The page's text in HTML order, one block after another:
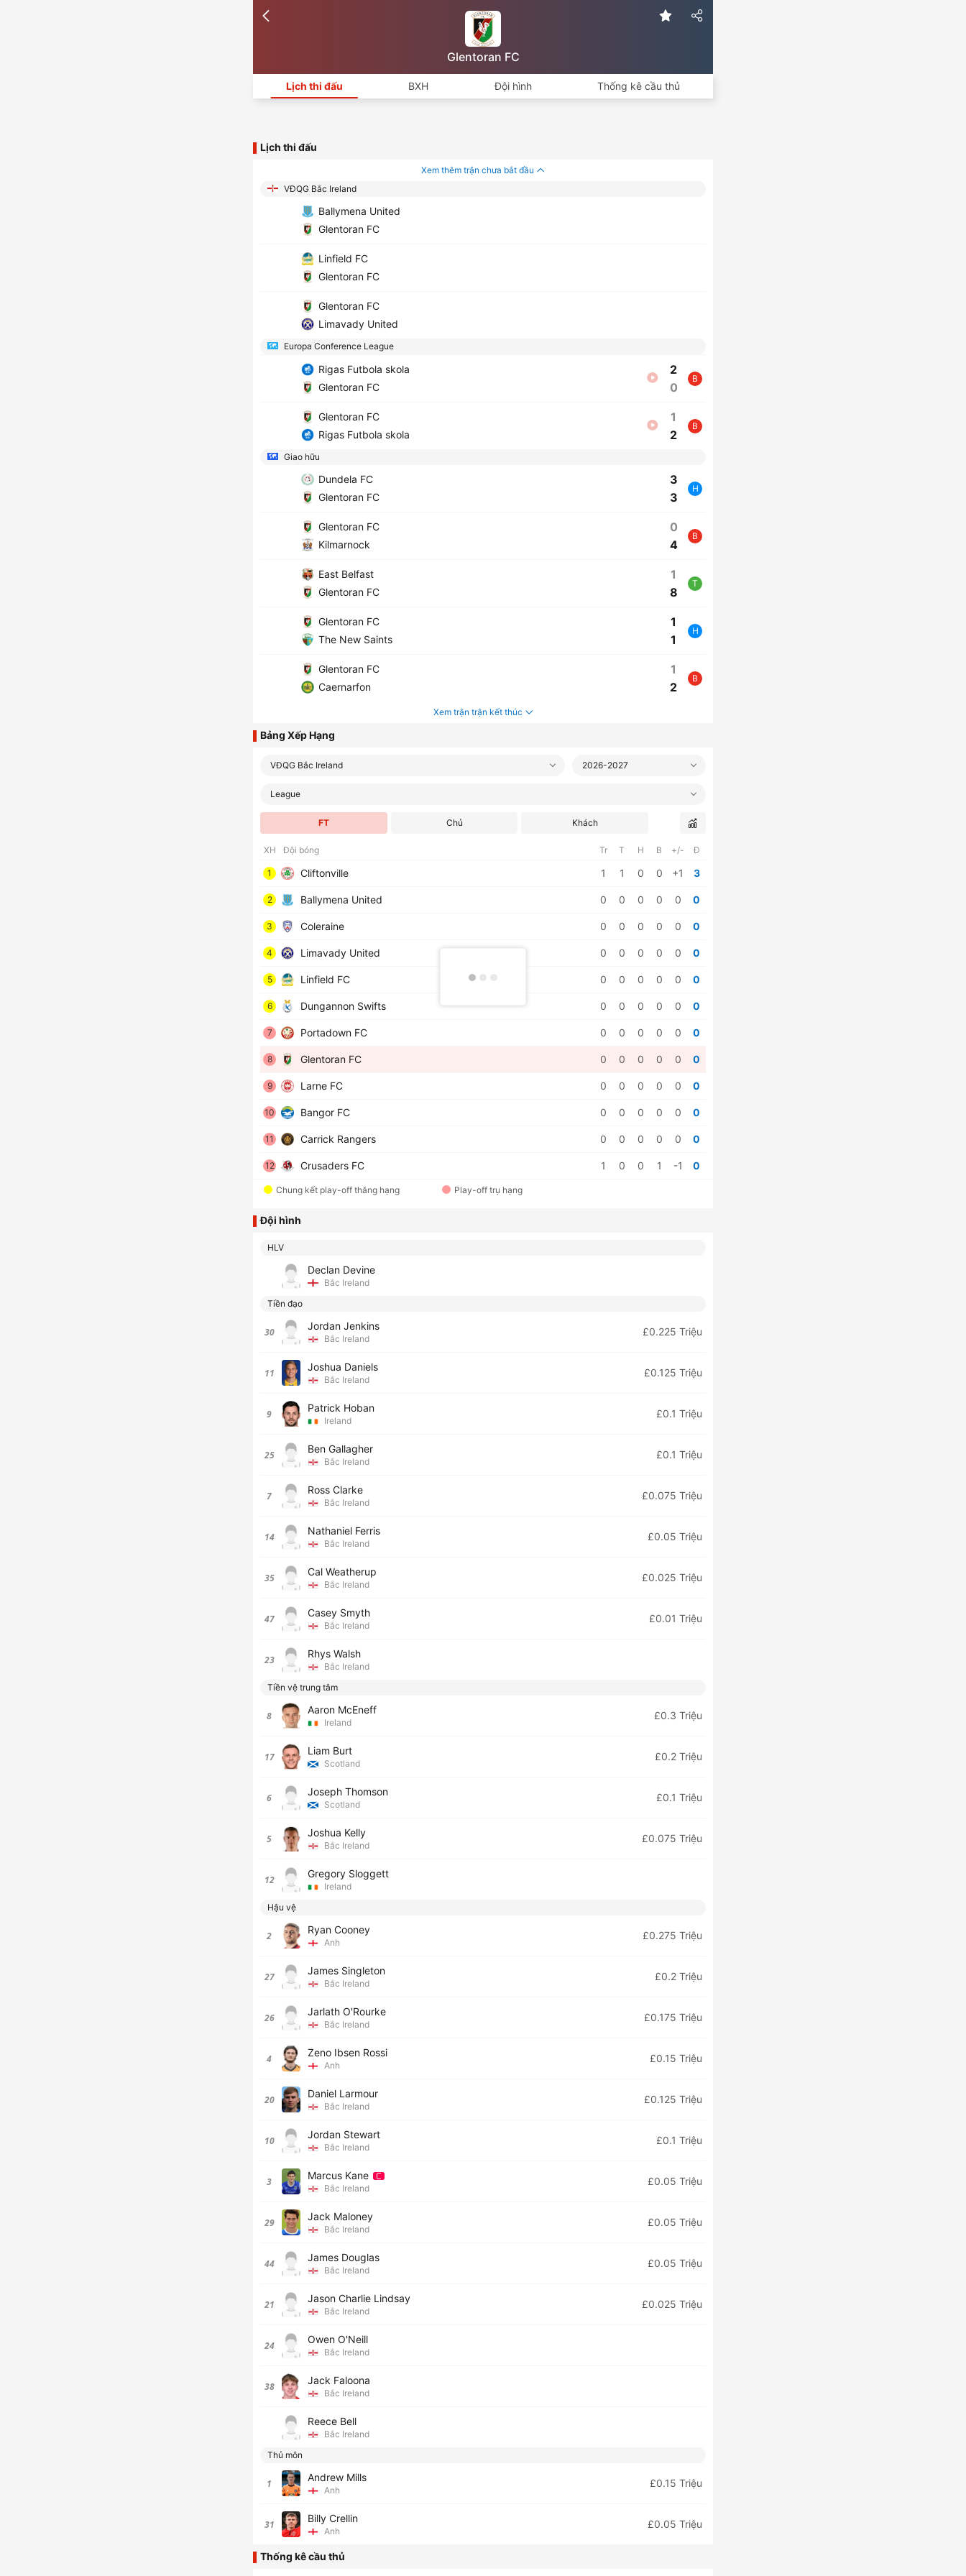
Glentoran FC
Lịch thi đấu BXH Đội hình Thống kê cầu thủ
Lịch thi đấu
Xem thêm trận chưa bắt đầu
VĐQG Bắc Ireland
Ballymena United
Glentoran FC
Linfield FC
Glentoran FC
Glentoran FC
Limavady United
Europa Conference League
Rigas Futbola skola
Glentoran FC
2
0
B
Glentoran FC
Rigas Futbola skola
1
2
B
Giao hữu
Dundela FC
Glentoran FC
3
3
H
Glentoran FC
Kilmarnock
0
4
B
East Belfast
Glentoran FC
1
8
T
Glentoran FC
The New Saints
1
1
H
Glentoran FC
Caernarfon
1
2
B
Xem trận trận kết thúc
Bảng Xếp Hạng
VĐQG Bắc Ireland 2026-2027
League
FT Chủ Khách
XH Đội bóng Tr T H B +/- Đ
1 Cliftonville 1 1 0 0 +1 3
2 Ballymena United 0 0 0 0 0 0
3 Coleraine 0 0 0 0 0 0
4 Limavady United 0 0 0 0 0 0
5 Linfield FC 0 0 0 0 0 0
6 Dungannon Swifts 0 0 0 0 0 0
7 Portadown FC 0 0 0 0 0 0
8 Glentoran FC 0 0 0 0 0 0
9 Larne FC 0 0 0 0 0 0
10 Bangor FC 0 0 0 0 0 0
11 Carrick Rangers 0 0 0 0 0 0
12 Crusaders FC 1 0 0 1 -1 0
Chung kết play-off thăng hạng Play-off trụ hạng
Đội hình
HLV
Declan Devine
Bắc Ireland
Tiền đạo
30 Jordan Jenkins
Bắc Ireland
£0.225 Triệu
11 Joshua Daniels
Bắc Ireland
£0.125 Triệu
9 Patrick Hoban
Ireland
£0.1 Triệu
25 Ben Gallagher
Bắc Ireland
£0.1 Triệu
7 Ross Clarke
Bắc Ireland
£0.075 Triệu
14 Nathaniel Ferris
Bắc Ireland
£0.05 Triệu
35 Cal Weatherup
Bắc Ireland
£0.025 Triệu
47 Casey Smyth
Bắc Ireland
£0.01 Triệu
23 Rhys Walsh
Bắc Ireland
Tiền vệ trung tâm
8 Aaron McEneff
Ireland
£0.3 Triệu
17 Liam Burt
Scotland
£0.2 Triệu
6 Joseph Thomson
Scotland
£0.1 Triệu
5 Joshua Kelly
Bắc Ireland
£0.075 Triệu
12 Gregory Sloggett
Ireland
Hậu vệ
2 Ryan Cooney
Anh
£0.275 Triệu
27 James Singleton
Bắc Ireland
£0.2 Triệu
26 Jarlath O'Rourke
Bắc Ireland
£0.175 Triệu
4 Zeno Ibsen Rossi
Anh
£0.15 Triệu
20 Daniel Larmour
Bắc Ireland
£0.125 Triệu
10 Jordan Stewart
Bắc Ireland
£0.1 Triệu
3 Marcus Kane
Bắc Ireland
£0.05 Triệu
29 Jack Maloney
Bắc Ireland
£0.05 Triệu
44 James Douglas
Bắc Ireland
£0.05 Triệu
21 Jason Charlie Lindsay
Bắc Ireland
£0.025 Triệu
24 Owen O'Neill
Bắc Ireland
38 Jack Faloona
Bắc Ireland
Reece Bell
Bắc Ireland
Thủ môn
1 Andrew Mills
Anh
£0.15 Triệu
31 Billy Crellin
Anh
£0.05 Triệu
Thống kê cầu thủ